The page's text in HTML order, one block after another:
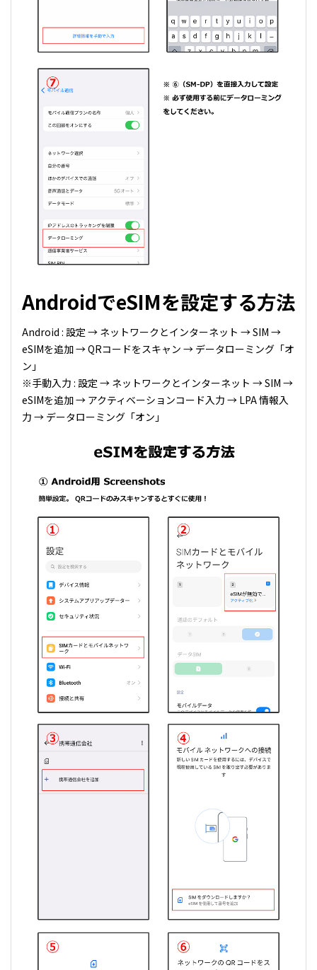
AndroidでeSIMを設定する方法
Android : 設定 → ネットワークとインターネット → SIM →
eSIMを追加 → QRコードをスキャン → データローミング「オ
ン」
※手動入力 : 設定 → ネットワークとインターネット → SIM →
eSIMを追加 → アクティベーションコード入力 → LPA 情報入
力 → データローミング「オン」